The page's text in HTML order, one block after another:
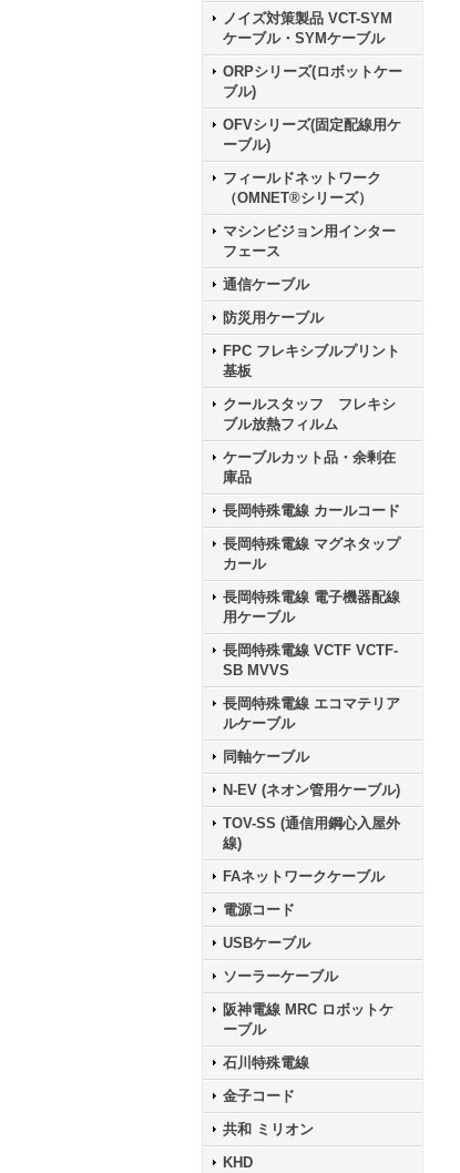
ノイズ対策製品 VCT-SYM
ケーブル・SYMケーブル
ORPシリーズ(ロボットケー
ブル)
OFVシリーズ(固定配線用ケ
ーブル)
フィールドネットワーク
（OMNET®シリーズ）
マシンビジョン用インター
フェース
通信ケーブル
防災用ケーブル
FPC フレキシブルプリント
基板
クールスタッフ フレキシ
ブル放熱フィルム
ケーブルカット品・余剰在
庫品
長岡特殊電線 カールコード
長岡特殊電線 マグネタップ
カール
長岡特殊電線 電子機器配線
用ケーブル
長岡特殊電線 VCTF VCTF-
SB MVVS
長岡特殊電線 エコマテリア
ルケーブル
同軸ケーブル
N-EV (ネオン管用ケーブル)
TOV-SS (通信用鋼心入屋外
線)
FAネットワークケーブル
電源コード
USBケーブル
ソーラーケーブル
阪神電線 MRC ロボットケ
ーブル
石川特殊電線
金子コード
共和 ミリオン
KHD